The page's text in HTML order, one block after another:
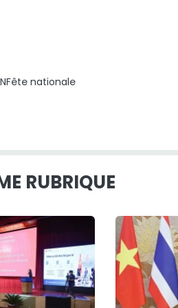
Fête nationale
RUBRIQUE